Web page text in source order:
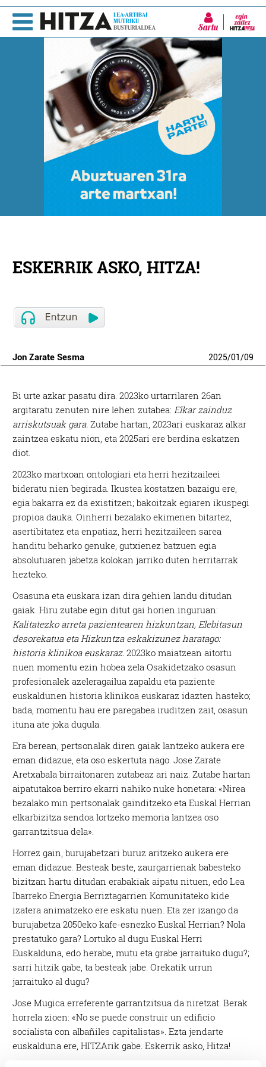
Sartu
ESKERRIK ASKO, HITZA!
Jon Zarate Sesma 2025/01/09
Bi urte azkar pasatu dira. 2023ko urtarrilaren 26an
argitaratu zenuten nire lehen zutabea:Elkar zainduz
arriskutsuak gara.Zutabe hartan, 2023ari euskaraz alkar
zaintzea eskatu nion, eta 2025ari ere berdina eskatzen
diot.
2023ko martxoan ontologiari eta herri hezitzaileei
bideratu nien begirada. Ikustea kostatzen bazaigu ere,
egia bakarra ez da existitzen; bakoitzak egiaren ikuspegi
propioa dauka. Oinherri bezalako ekimenen bitartez,
asertibitatez eta enpatiaz, herri hezitzaileen sarea
handitu beharko genuke, gutxienez batzuen egia
absolutuaren jabetza kolokan jarriko duten herritarrak
hezteko.
Osasuna eta euskara izan dira gehien landu ditudan
gaiak. Hiru zutabe egin ditut gai horien inguruan:
Kalitatezko arreta pazientearen hizkuntzan, Elebitasun
desorekatua eta Hizkuntza eskakizunez haratago:
historia klinikoa euskaraz.2023ko maiatzean aitortu
nuen momentu ezin hobea zela Osakidetzako osasun
profesionalek azeleragailua zapaldu eta paziente
euskaldunen historia klinikoa euskaraz idazten hasteko;
bada, momentu hau ere paregabea iruditzen zait, osasun
ituna ate joka dugula.
Era berean, pertsonalak diren gaiak lantzeko aukera ere
eman didazue, eta oso eskertuta nago. Jose Zarate
Aretxabala birraitonaren zutabeaz ari naiz. Zutabe hartan
aipatutakoa berriro ekarri nahiko nuke honetara: «Nirea
bezalako min pertsonalak gainditzeko eta Euskal Herrian
elkarbizitza sendoa lortzeko memoria lantzea oso
garrantzitsua dela».
Horrez gain, burujabetzari buruz aritzeko aukera ere
eman didazue. Besteak beste, zaurgarrienak babesteko
bizitzan hartu ditudan erabakiak aipatu nituen, edo Lea
Ibarreko Energia Berriztagarrien Komunitateko kide
izatera animatzeko ere eskatu nuen. Eta zer izango da
burujabetza 2050eko kafe-esnezko Euskal Herrian? Nola
prestatuko gara? Lortuko al dugu Euskal Herri
Euskalduna, edo herabe, mutu eta grabe jarraituko dugu?;
sarri hitzik gabe, ta besteak jabe. Orekatik urrun
jarraituko al dugu?
Jose Mugica erreferente garrantzitsua da niretzat. Berak
horrela zioen: «No se puede construir un edificio
socialista con albañiles capitalistas». Ezta jendarte
euskalduna ere, HITZArik gabe. Eskerrik asko, Hitza!